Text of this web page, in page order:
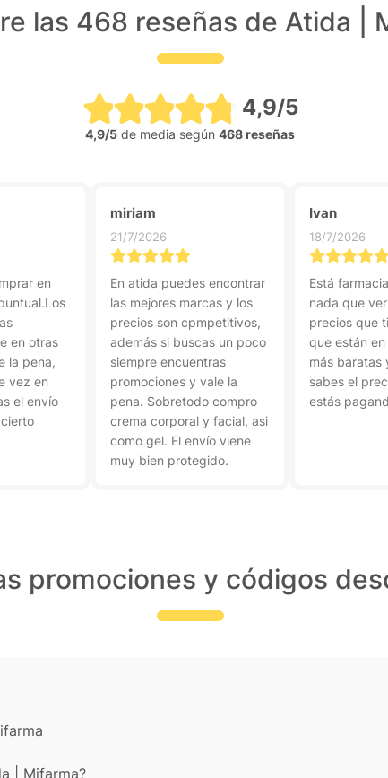
las 468 reseñas de Atida |
4,9/5
4,9/5 de media según 468 reseñas
en
en otras
la pena,
vez en
el envío
miriam
21/7/2026
En atida puedes encontrar
las mejores marcas y los
precios son cpmpetitivos,
además si buscas un poco
siempre encuentras
promociones y vale la
pena. Sobretodo compro
crema corporal y facial, asi
como gel. El envío viene
muy bien protegido.
Ivan
18/7/2026
Está
nada que
precios que
que están
más baratas
sabes el
estás
promociones y códigos
| Mifarma?